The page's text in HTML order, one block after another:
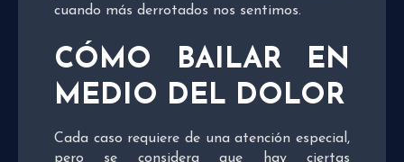
cuando más derrotados nos sentimos.
CÓMO BAILAR EN
MEDIO DEL DOLOR
Cada caso requiere de una atención especial,
pero se considera que hay ciertas